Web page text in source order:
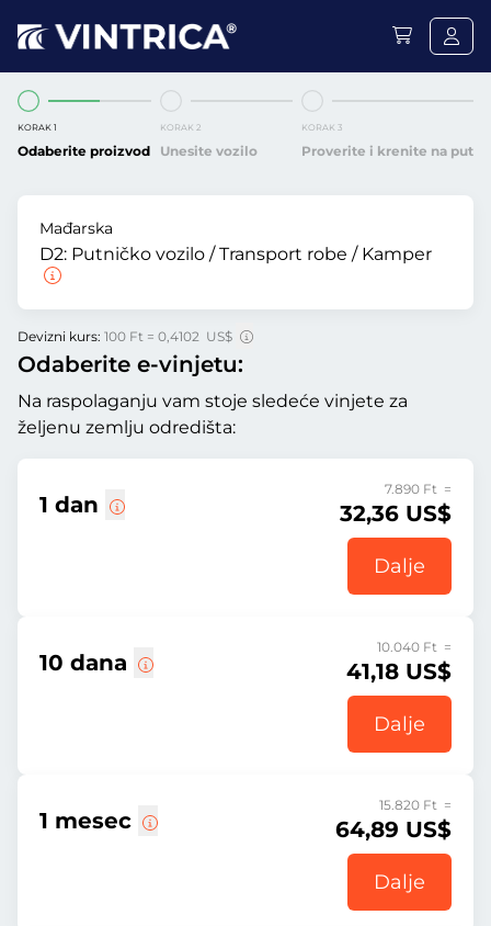
KORAK 1
Odaberite proizvod
KORAK 2
Unesite vozilo
KORAK 3
Proverite i krenite na put
Mađarska
D2: Putničko vozilo / Transport robe / Kamper
Devizni kurs: 100 Ft = 0,4102 US$
Odaberite e-vinjetu:
Na raspolaganju vam stoje sledeće vinjete za
željenu zemlju odredišta:
1 dan
7.890 Ft =
32,36 US$
Dalje
10 dana
10.040 Ft =
41,18 US$
Dalje
1 mesec
15.820 Ft =
64,89 US$
Dalje